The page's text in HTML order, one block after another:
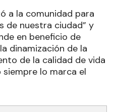
a la comunidad para
de nuestra ciudad” y
en beneficio de
dinamización de la
de la calidad de vida
lo marca el